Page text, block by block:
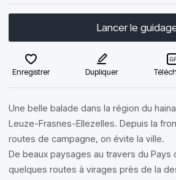
Lancer le
Enregistrer Dupliquer
Une belle balade dans la région du
Leuze-Frasnes-Ellezelles. Depuis la
routes de campagne, on évite la ville.
De beaux paysages au travers du Pays
quelques routes à virages près de la